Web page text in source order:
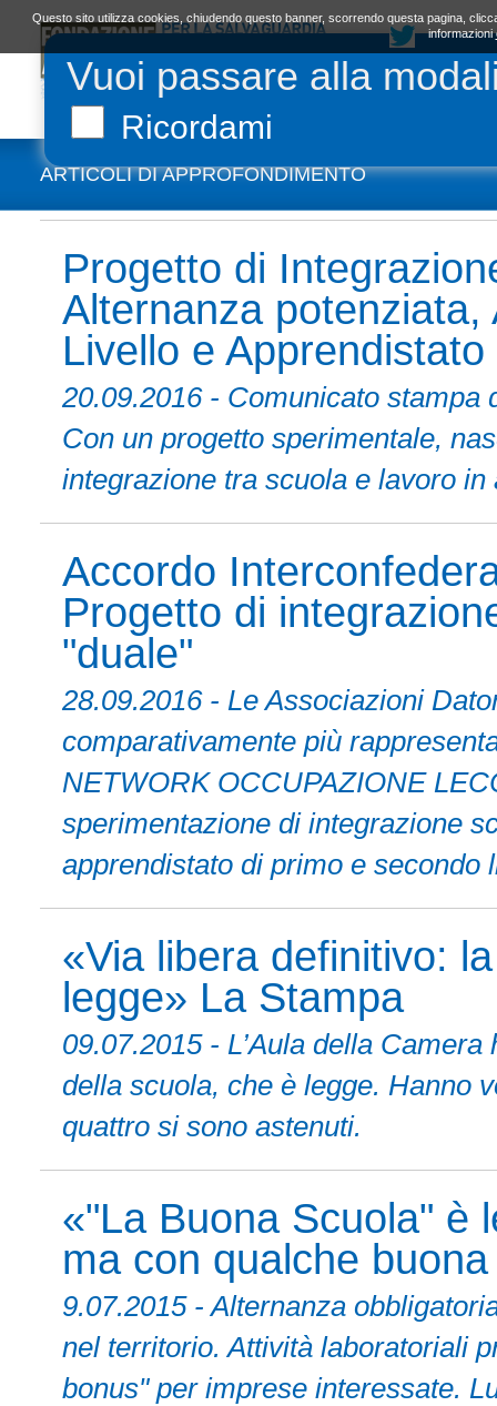
Vuoi passare alla
Ricordami
LA FONDAZIONE
ARTICOLI DI APPROFONDIMENTO
Progetto di
Alternanza
Livello e
20.09.2016 - Comunicato
Con un progetto sperimentale,
integrazione tra scuola e lavoro
Accordo
Progetto di
"duale"
28.09.2016 - Le Associazioni
comparativamente più
NETWORK OCCUPAZIONE
sperimentazione di integrazione
apprendistato di primo e secondo
«Via libera definitivo:
legge» La Stampa
09.07.2015 - L’Aula della
della scuola, che è legge. Hanno
quattro si sono astenuti.
«"La Buona Scuola" è
ma con qualche
9.07.2015 - Alternanza
nel territorio. Attività laboratoriali
bonus" per imprese interessate.
Questo sito utilizza cookies, chiudendo questo banner, scorrendo questa pagina,
informazioni